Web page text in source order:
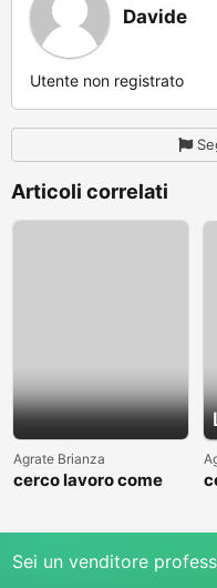
Davide
Utente non registrato
Articoli correlati
Agrate Brianza
cerco lavoro come
Sei un venditore